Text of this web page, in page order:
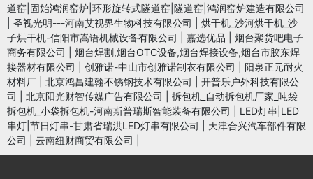
道窑|固始鸿润窑炉|环形旋转式隧道窑|隧道窑|鸿润窑炉建造有限公司
圣视光明---河南艾视界生物科技有限公司
烘干机_沙河烘干机_沙
子烘干机-信阳市嵩语机械设备有限公司
嘉选优品
烟台聚货吧电子
商务有限公司
烟台焊割,烟台OTC设备,烟台焊接设备,烟台市胶东焊
接器材有限公司
创雅诺-中山市创雅诺制衣有限公司
阳泉正元耐火
材料厂
北京鸿昌建翰不锈钢技术有限公司
开普乐户外科技有限公
司
北京阳光财智传媒广告有限公司
拆包机_自动拆包机厂家_吨袋
拆包机_小袋拆包机-河南斯普瑞斯智能装备有限公司
LED灯串|LED
串灯|节日灯串-甘肃省瑞洪LED灯串有限公司
天津合兴汽车部件有限
公司
云南纽财商贸有限公司